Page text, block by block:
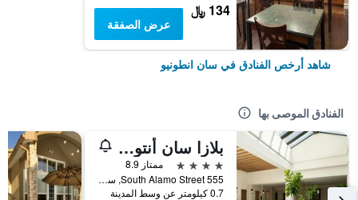
134 ﷼
عرض الصفقة
شاهد أرخص الفنادق في سان انطونيو
الفنادق الموصى بها
بلازا سان أنتونيو هوتل آند سبا، أوتوجراف كوليكشن
4 نجوم
ممتاز 8.9
555 South Alamo Street, سان انطونيو, TX, الولايات المتحدة الأميريكية
0.7 كيلومتر عن وسط المدينة